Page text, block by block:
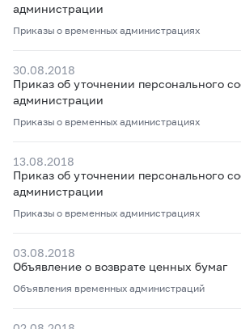
администрации
Приказы о временных администрациях
30.08.2018
Приказ об уточнении персонального
администрации
Приказы о временных администрациях
13.08.2018
Приказ об уточнении персонального
администрации
Приказы о временных администрациях
03.08.2018
Объявление о возврате ценных бумаг
Объявления временных администраций